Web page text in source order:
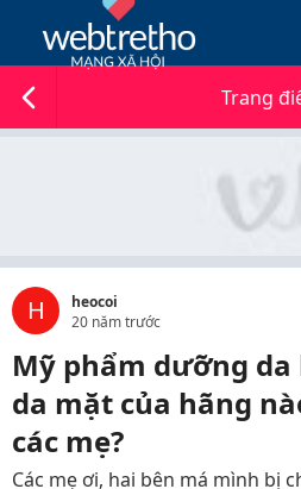
Trang
H
heocoi
20 năm trước
Mỹ phẩm dưỡng da
da mặt của hãng
các mẹ?
Các mẹ ơi, hai bên má mình bị